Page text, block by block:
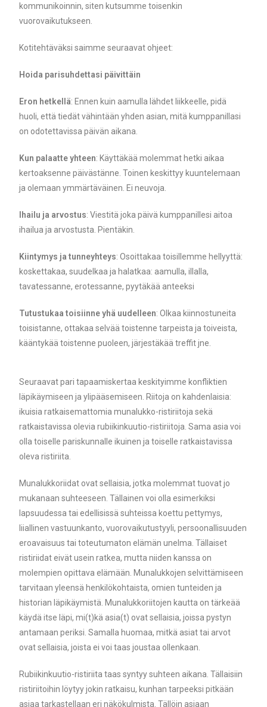
kommunikoinnin, siten kutsumme toisenkin
vuorovaikutukseen.
Kotitehtäväksi saimme seuraavat ohjeet:
Hoida parisuhdettasi päivittäin
Eron hetkellä: Ennen kuin aamulla lähdet liikkeelle, pidä
huoli, että tiedät vähintään yhden asian, mitä kumppanillasi
on odotettavissa päivän aikana.
Kun palaatte yhteen: Käyttäkää molemmat hetki aikaa
kertoaksenne päivästänne. Toinen keskittyy kuuntelemaan
ja olemaan ymmärtäväinen. Ei neuvoja.
Ihailu ja arvostus: Viestitä joka päivä kumppanillesi aitoa
ihailua ja arvostusta. Pientäkin.
Kiintymys ja tunneyhteys: Osoittakaa toisillemme hellyyttä:
koskettakaa, suudelkaa ja halatkaa: aamulla, illalla,
tavatessanne, erotessanne, pyytäkää anteeksi
Tutustukaa toisiinne yhä uudelleen: Olkaa kiinnostuneita
toisistanne, ottakaa selvää toistenne tarpeista ja toiveista,
kääntykää toistenne puoleen, järjestäkää treffit jne.
Seuraavat pari tapaamiskertaa keskityimme konfliktien
läpikäymiseen ja ylipääsemiseen. Riitoja on kahdenlaisia:
ikuisia ratkaisemattomia munalukko-ristiriitoja sekä
ratkaistavissa olevia rubiikinkuutio-ristiriitoja. Sama asia voi
olla toiselle pariskunnalle ikuinen ja toiselle ratkaistavissa
oleva ristiriita.
Munalukkoriidat ovat sellaisia, jotka molemmat tuovat jo
mukanaan suhteeseen. Tällainen voi olla esimerkiksi
lapsuudessa tai edellisissä suhteissa koettu pettymys,
liiallinen vastuunkanto, vuorovaikutustyyli, persoonallisuuden
eroavaisuus tai toteutumaton elämän unelma. Tällaiset
ristiriidat eivät usein ratkea, mutta niiden kanssa on
molempien opittava elämään. Munalukkojen selvittämiseen
tarvitaan yleensä henkilökohtaista, omien tunteiden ja
historian läpikäymistä. Munalukkoriitojen kautta on tärkeää
käydä itse läpi, mi(t)kä asia(t) ovat sellaisia, joissa pystyn
antamaan periksi. Samalla huomaa, mitkä asiat tai arvot
ovat sellaisia, joista ei voi taas joustaa ollenkaan.
Rubiikinkuutio-ristiriita taas syntyy suhteen aikana. Tällaisiin
ristiriitoihin löytyy jokin ratkaisu, kunhan tarpeeksi pitkään
asiaa tarkastellaan eri näkökulmista. Tällöin asiaan